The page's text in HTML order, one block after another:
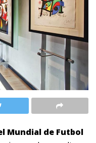
Mundial de Futbol